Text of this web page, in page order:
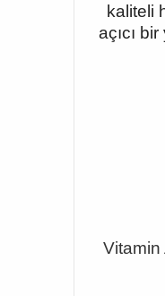
kaliteli
açıcı
Vitamin